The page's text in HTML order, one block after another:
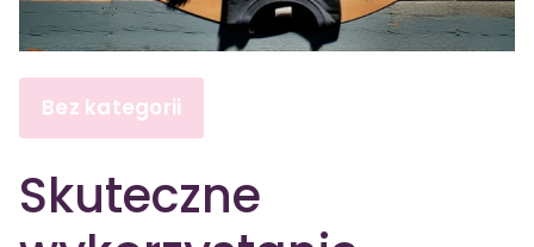
Bez kategorii
Skuteczne